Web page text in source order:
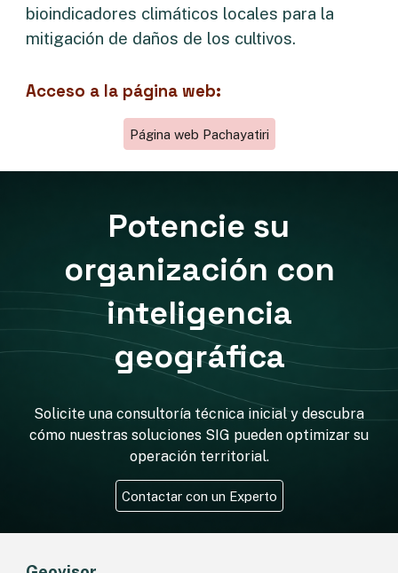
bioindicadores climáticos locales para la
mitigación de daños de los cultivos.
Acceso a la página web:
Página web Pachayatiri
Potencie su
organización con
inteligencia
geográfica
Solicite una consultoría técnica inicial y descubra
cómo nuestras soluciones SIG pueden optimizar su
operación territorial.
Contactar con un Experto